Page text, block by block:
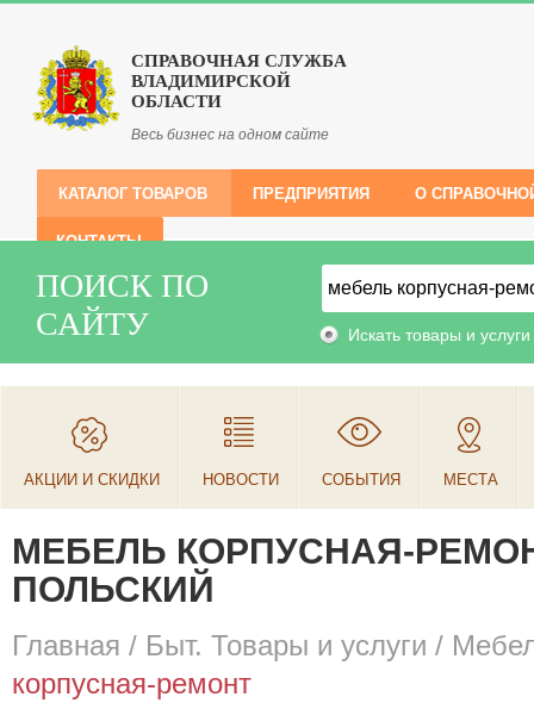
СПРАВОЧНАЯ СЛУЖБА
ВЛАДИМИРСКОЙ
ОБЛАСТИ
Весь бизнес на одном сайте
КАТАЛОГ ТОВАРОВ ПРЕДПРИЯТИЯ О
КОНТАКТЫ
ПОИСК ПО
САЙТУ
Искать товары и услуги
АКЦИИ И СКИДКИ НОВОСТИ СОБЫТИЯ МЕСТА
МЕБЕЛЬ КОРПУСНАЯ-
ПОЛЬСКИЙ
Главная / Быт. Товары и услуги /
корпусная-ремонт